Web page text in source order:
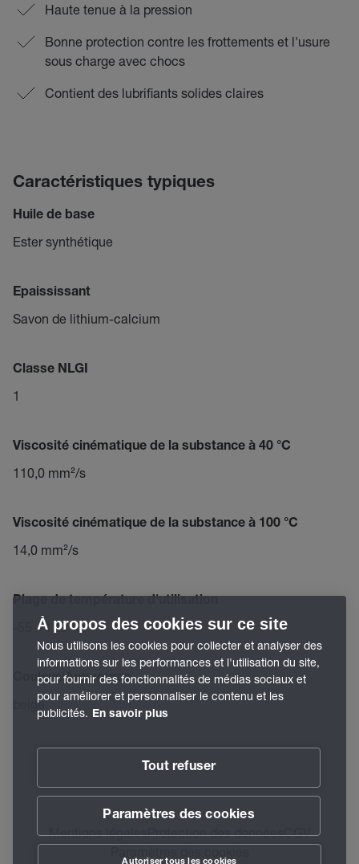
Haute tenue à la pression
Bonne protection contre les frottements et l'usure
sous charge avec chocs
Contient des lubrifiants solides claires
Caractéristiques typiques
Huile de base
Ester synthétique
Epaississant
Savon de lithium-calcium
Classe NLGI
1
Viscosité cinématique de la substance à 40 °C
110,0 mm²/s
Viscosité cinématique de la substance à 100 °C
14,0 mm²/s
Plage de température d'utilisation
-55 – 120 °C
Couleur/Apparence
beige
Mentions légalesProtection des donnéesCGV
À propos des cookies sur ce site
Nous utilisons les cookies pour collecter et analyser des
informations sur les performances et l'utilisation du site,
pour fournir des fonctionnalités de médias sociaux et
pour améliorer et personnaliser le contenu et les
publicités. En savoir plus
Tout refuser
Paramètres des cookies
Autoriser tous les cookies